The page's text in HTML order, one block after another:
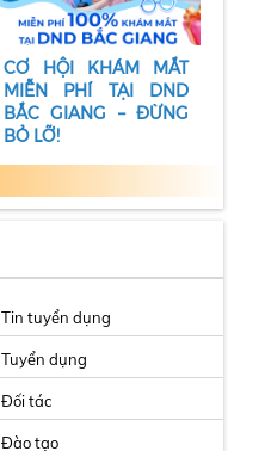
CƠ HỘI KHÁM MẮT
MIỄN PHÍ TẠI DND
BẮC GIANG – ĐỪNG
BỎ LỠ!
Tin tuyển dụng
Tuyển dụng
Đối tác
Đào tạo